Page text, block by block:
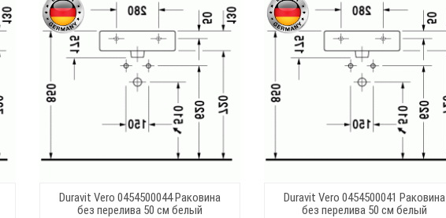
Duravit Vero 0454500044 Раковина
без перелива 50 см белый
Duravit Vero 0454500041 Раковина
без перелива 50 см белый